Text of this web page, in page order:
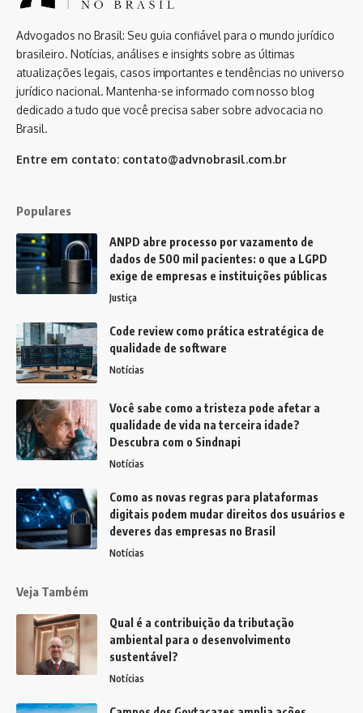
Advogados no Brasil: Seu guia confiável para o mundo jurídico
brasileiro. Notícias, análises e insights sobre as últimas
atualizações legais, casos importantes e tendências no universo
jurídico nacional. Mantenha-se informado com nosso blog
dedicado a tudo que você precisa saber sobre advocacia no
Brasil.
Entre em contato: contato@advnobrasil.com.br
Populares
ANPD abre processo por vazamento de
dados de 500 mil pacientes: o que a LGPD
exige de empresas e instituições públicas
Justiça
Code review como prática estratégica de
qualidade de software
Notícias
Você sabe como a tristeza pode afetar a
qualidade de vida na terceira idade?
Descubra com o Sindnapi
Notícias
Como as novas regras para plataformas
digitais podem mudar direitos dos usuários e
deveres das empresas no Brasil
Notícias
Veja Também
Qual é a contribuição da tributação
ambiental para o desenvolvimento
sustentável?
Notícias